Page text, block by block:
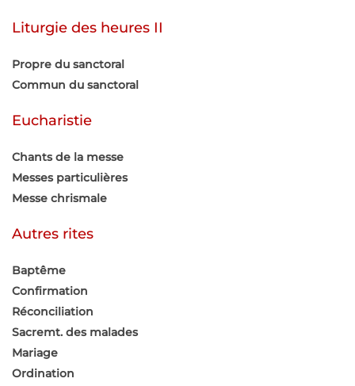
Liturgie des heures II
Propre du sanctoral
Commun du sanctoral
Eucharistie
Chants de la messe
Messes particulières
Messe chrismale
Autres rites
Baptême
Confirmation
Réconciliation
Sacremt. des malades
Mariage
Ordination